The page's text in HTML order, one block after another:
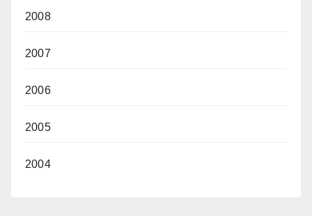
2008
2007
2006
2005
2004